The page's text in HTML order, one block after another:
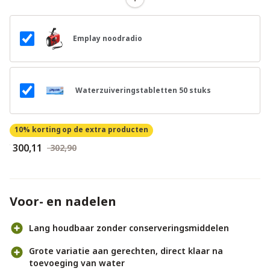
Emplay noodradio
Waterzuiveringstabletten 50 stuks
10% korting op de extra producten
€ 300,11 € 302,90
Voor- en nadelen
Lang houdbaar zonder conserveringsmiddelen
Grote variatie aan gerechten, direct klaar na
toevoeging van water